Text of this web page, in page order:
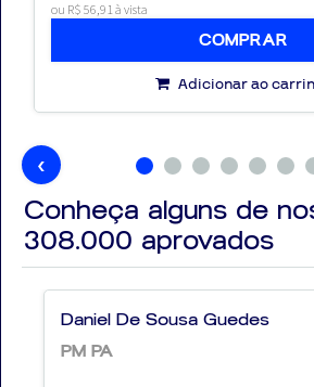
ou R$ 56,91 à vista
COMPRAR
Adicionar ao
‹
Conheça alguns de
308.000 aprovados
Daniel De Sousa Guedes
PM PA